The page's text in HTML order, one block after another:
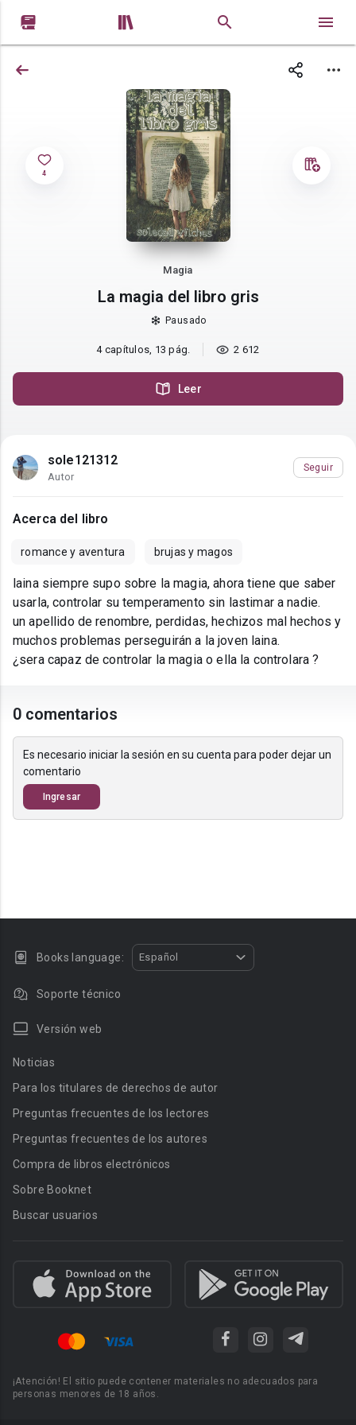
 
4
Magia
La magia del libro gris
Pausado
4 capítulos, 13 pág. 2 612
Leer
sole121312
Autor
Seguir
Acerca del libro
romance y aventura brujas y magos
laina siempre supo sobre la magia, ahora tiene que saber
usarla, controlar su temperamento sin lastimar a nadie.
un apellido de renombre, perdidas, hechizos mal hechos y
muchos problemas perseguirán a la joven laina.
¿sera capaz de controlar la magia o ella la controlara ?
0 comentarios
Es necesario iniciar la sesión en su cuenta para poder dejar un
comentario
Ingresar
Books language: Español
Soporte técnico
Versión web
Noticias
Para los titulares de derechos de autor
Preguntas frecuentes de los lectores
Preguntas frecuentes de los autores
Compra de libros electrónicos
Sobre Booknet
Buscar usuarios
¡Atención! El sitio puede contener materiales no adecuados para
personas menores de 18 años.